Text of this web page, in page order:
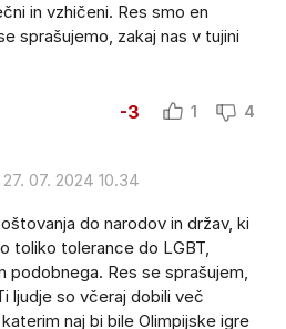
in vzhičeni. Res smo en
sprašujemo, zakaj nas v tujini
-3 1 4
27. 07. 2024 10.34
do narodov in držav, ki
toliko tolerance do LGBT,
podobnega. Res se sprašujem,
ljudje so včeraj dobili več
naj bi bile Olimpijske igre